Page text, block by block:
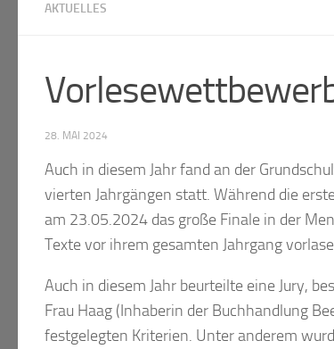
AKTUELLES
28. MAI 2024
Auch in diesem Jahr fand an der
vierten Jahrgängen statt. Während die
am 23.05.2024 das große Finale in der
Texte vor ihrem gesamten Jahrgang
Auch in diesem Jahr beurteilte eine Jury,
Frau Haag (Inhaberin der Buchhandlung
festgelegten Kriterien. Unter anderem